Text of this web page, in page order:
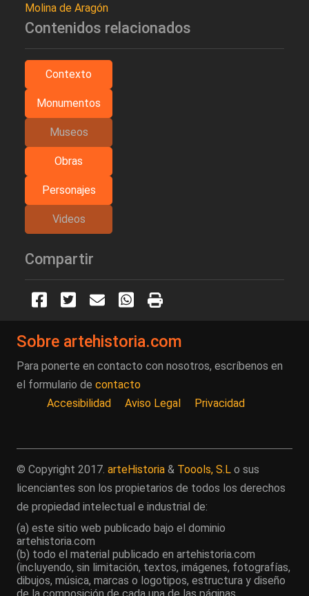
Molina de Aragón
Contenidos relacionados
Contexto
Monumentos
Museos
Obras
Personajes
Videos
Compartir
Sobre artehistoria.com
Para ponerte en contacto con nosotros, escríbenos en
el formulario de contacto
Accesibilidad
Aviso Legal Privacidad
© Copyright 2017. arteHistoria & Toools, S.L o sus
licenciantes son los propietarios de todos los derechos
de propiedad intelectual e industrial de:
(a) este sitio web publicado bajo el dominio
artehistoria.com
(b) todo el material publicado en artehistoria.com
(incluyendo, sin limitación, textos, imágenes, fotografías,
dibujos, música, marcas o logotipos, estructura y diseño